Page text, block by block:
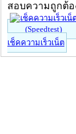
สอบความถูกต้
เช็คความเร็วเน็ต